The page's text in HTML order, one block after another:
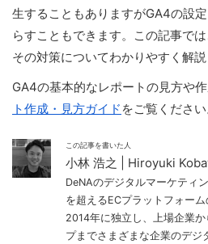
生することもありますがGA4の設
らすこともできます。この記事で
その対策についてわかりやすく解説
GA4の基本的なレポートの見方や作
ト作成・見方ガイド をご覧ください
この記事を書いた人
小林 浩之 | Hiroyuki
DeNAのデジタルマーケティ
を超えるECプラットフォーム
2014年に独立し、上場企業
プまでさまざまな企業のデジ